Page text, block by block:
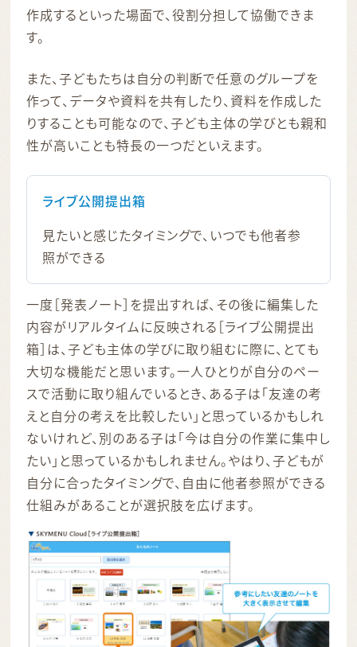
作成するといった場面で、役割分担して協働できま
す。
また、子どもたちは自分の判断で任意のグループを
作って、データや資料を共有したり、資料を作成した
りすることも可能なので、子ども主体の学びとも親和
性が高いことも特長の一つだといえます。
ライブ公開提出箱
見たいと感じたタイミングで、いつでも他者参
照ができる
一度［発表ノート］を提出すれば、その後に編集した
内容がリアルタイムに反映される［ライブ公開提出
箱］は、子ども主体の学びに取り組むに際に、とても
大切な機能だと思います。一人ひとりが自分のペー
スで活動に取り組んでいるとき、ある子は「友達の考
えと自分の考えを比較したい」と思っているかもしれ
ないけれど、別のある子は「今は自分の作業に集中し
たい」と思っているかもしれません。やはり、子どもが
自分に合ったタイミングで、自由に他者参照ができる
仕組みがあることが選択肢を広げます。